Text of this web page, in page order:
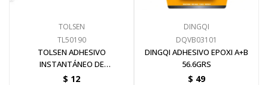
TOLSEN
TL50190
TOLSEN ADHESIVO
INSTANTÁNEO DE
CIANOCRILATO 3 GRS
$ 12
DINGQI
DQVB03101
DINGQI ADHESIVO EPOXI A+B
56.6GRS
$ 49